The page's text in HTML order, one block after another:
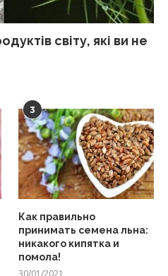
світу, які ви не
3
Как правильно
принимать семена льна:
никакого кипятка и
помола!
30/01/2021